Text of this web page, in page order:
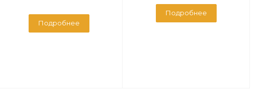
Подробнее
Подробнее